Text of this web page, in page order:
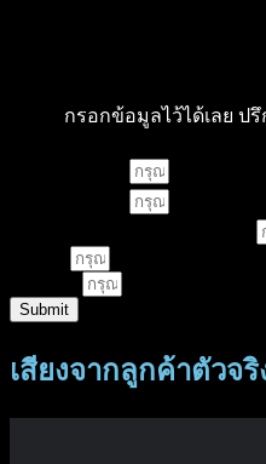
กรอกข้อมูลไว้ได้เลย ป
Submit
เสียงจากลูกค้าตัวจริ